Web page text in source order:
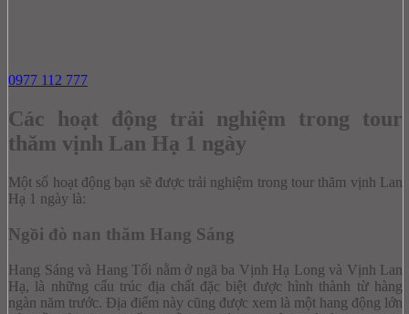
0977 112 777
Các hoạt động trải nghiệm trong tour
thăm vịnh Lan Hạ 1 ngày
Một số hoạt động bạn sẽ được trải nghiệm trong tour thăm vịnh Lan
Hạ 1 ngày là:
Ngồi đò nan thăm Hang Sáng
Hang Sáng và Hang Tối nằm ở ngã ba Vịnh Hạ Long và Vịnh Lan
Hạ, là những cấu trúc địa chất đặc biệt được hình thành từ hàng
ngàn năm trước. Địa điểm này cũng được xem là một hang động lớn